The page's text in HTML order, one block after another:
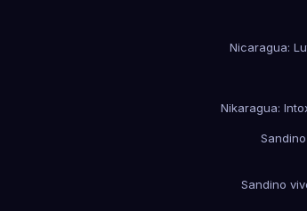
Nicaragua:
Nikaragua:
Sandino